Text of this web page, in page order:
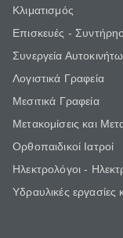
Κλιματισμός
Επισκευές -
Συνεργεία
Λογιστικά Γραφεία
Μεσιτικά Γραφεία
Μετακομίσεις και
Ορθοπαιδικοί Ιατροί
Ηλεκτρολόγοι -
Υδραυλικές εργασίες